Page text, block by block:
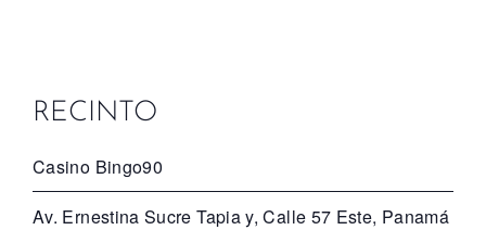
RECINTO
Casino Bingo90
Av. Ernestina Sucre Tapia y, Calle 57 Este, Panamá